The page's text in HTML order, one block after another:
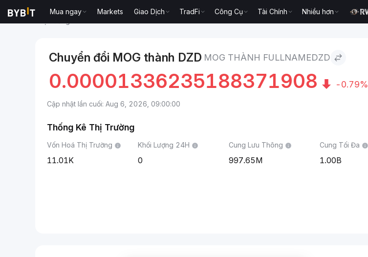
Mua ngay Markets Giao Dịch TradFi Công Cụ Tài Chính Nhiều hơn
Chuyển đổi MOG thành DZD MOG THÀNH FULLNAMEDZD
0.00001336235188371908 -0.79%
Cập nhật lần cuối: Aug 6, 2026, 09:00:00
Thống Kê Thị Trường
Vốn Hoá Thị Trường
11.01K
Khối Lượng 24H
0
Cung Lưu Thông
997.65M
Cung Tối Đa
1.00B